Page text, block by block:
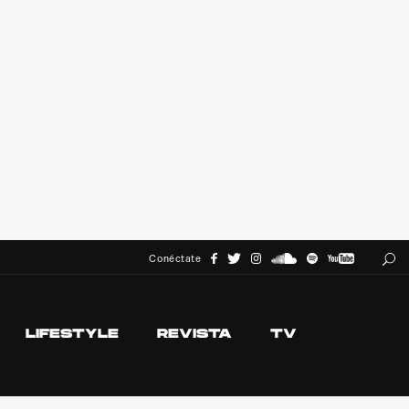
Conéctate
LIFESTYLE REVISTA TV